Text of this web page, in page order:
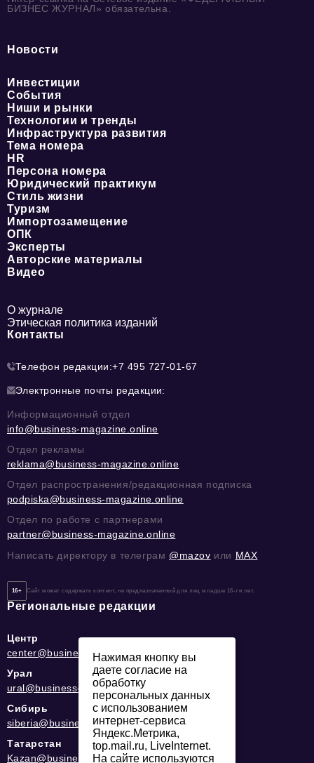
БИЗНЕС ЖУРНАЛ» обязательна.
Новости
Инвестиции
События
Ниши и рынки
Технологии и тренды
Инфраструктура развития
Тема номера
HR
Персона номера
Юридический практикум
Стиль жизни
Туризм
Импортозамещение
ОПК
Эксперты
Авторские материалы
Видео
О журнале
Этическая политика изданий
Контакты
Телефон редакции:+7 495 727-01-67
Электронные почты редакции:
Информационный отдел
info@business-magazine.online
Отдел рекламы
reklama@business-magazine.online
Отдел распространения/редакционная подписка
podpiska@business-magazine.online
Отдел по работе с партнерами
partner@business-magazine.online
Написать директору в телеграм @mazov или MAX
16+ Сайт может содержать контент, не предназначенный для лиц младше 16-ти лет.
Региональные редакции
Центр
center@business-magazine.online
Урал
ural@business-magazine.online
Сибирь
siberia@business-magazine.online
Татарстан
Kazan@business-magazine.online
Нажимая кнопку вы
даете согласие на
обработку
персональных данных
с использованием
интернет-сервиса
Яндекс.Метрика,
top.mail.ru, LiveInternet.
На сайте используются